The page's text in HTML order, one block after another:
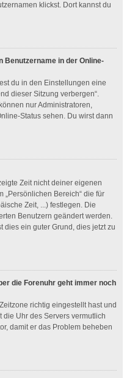
klickst. Dort kannst du
Benutzername in der Online-
du in den Einstellungen eine
dieser Sitzung verbergen“.
nur Administratoren,
Status sehen. Du wirst dann
Zeit nicht deiner eigenen
„Persönlichen Bereich“ die für
Zeit, ...) festlegen. Die
Benutzern geändert werden.
dies ein guter Grund, dies jetzt zu
die Forenuhr geht immer noch
richtig eingestellt hast und
die Uhr des Servers vermutlich
damit er das Problem beheben